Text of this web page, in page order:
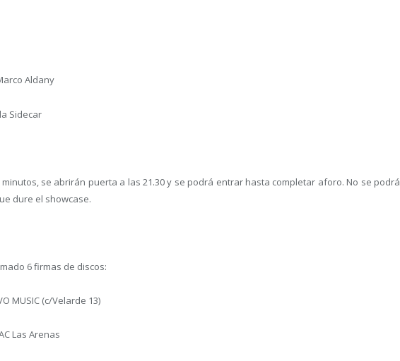
Aldany
Sidecar
se abrirán puerta a las 21.30 y se podrá entrar hasta completar aforo. No se podrá
dure el showcase.
6 firmas de discos:
MUSIC (c/Velarde 13)
Las Arenas